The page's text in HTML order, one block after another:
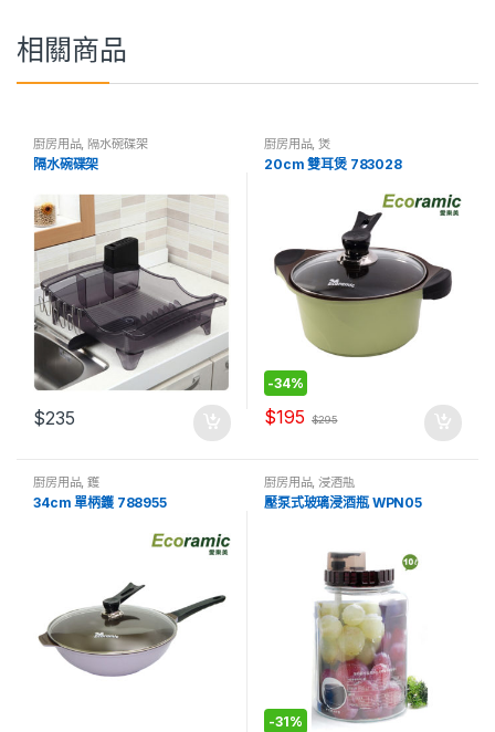
相關商品
廚房用品, 隔水碗碟架
隔水碗碟架
$235
廚房用品,煲
20cm 雙耳煲 783028
-34%
$195 $295
廚房用品,鑊
34cm 單柄鑊 788955
廚房用品,浸酒瓶
壓泵式玻璃浸酒瓶 WPN05
-31%